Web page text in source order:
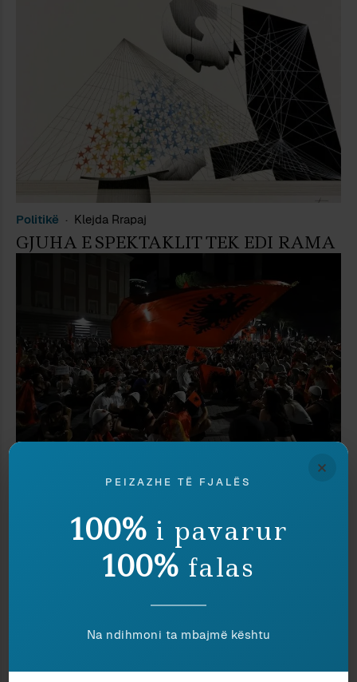
Politikë Klejda Rrapaj
GJUHA E SPEKTAKLIT TEK EDI RAMA
Hajro Emiri
Leke Dukagjini
Vetevendosja i ngjan çetave nacionaliste gjate
×
PEIZAZHE TË FJALËS
100% i pavarur
100% falas
Na ndihmoni ta mbajmë kështu